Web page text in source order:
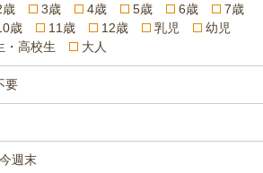
歳 3歳 4歳 5歳 6歳
7歳
歳 11歳 12歳 乳児
幼児
・高校生 大人
要
今週末